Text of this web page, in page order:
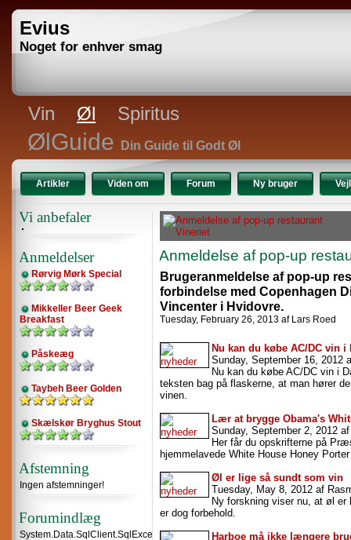
Evius
Noget for enhver smag
Vin Øl Spiritus
ØlGuide Din Guide til Godt Øl
Artikler Viden om Forum Ny bruger
Vi anbefaler
Anmeldelser
Rørvig Mørk Special
Mikkeller Beer Geek
Breakfast
Påskeæg
Taybeh Beer Golden
Skælskør Bryghus Stout
Afstemning
Ingen afstemninger!
Forumindlæg
System.Data.SqlClient.SqlException
Anmeldelse af pop-up
Brugeranmeldelse af pop-up
forbindelse med Copenhagen
Vincenter i Hvidovre.
Tuesday, February 26, 2013 af Lars Roed
Nu kan du købe AC/DC vin i
Sunday, September 16, 2012
Nu kan du købe AC/DC vin i
teksten bag på flaskerne, at man hører
vinen.
Lær at brygge Obama's
Sunday, September 2, 2012
Her får du opskrifterne på
hjemmelavede White House Honey
Øl er lige så sundt som vin
Tuesday, May 8, 2012 af
Ny forskning viser nu, at øl
er dog forbehold.
Harboe må ikke længere